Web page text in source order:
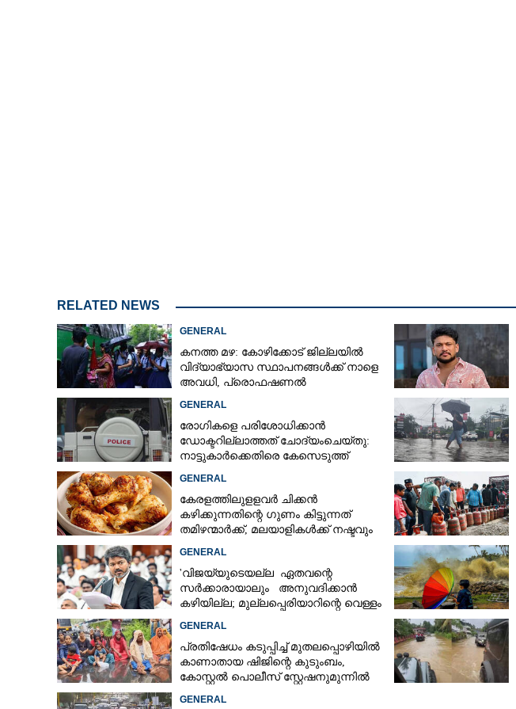
RELATED NEWS
GENERAL
കനത്ത മഴ: കോഴിക്കോട് ജില്ലയിൽ
വിദ്യാഭ്യാസ സ്ഥാപനങ്ങൾക്ക് നാളെ
അവധി,​ പ്രൊഫഷണൽ
GENERAL
രോഗികളെ പരിശോധിക്കാൻ
ഡോക്ടറില്ലാത്തത് ചോദ്യംചെയ്തു:
നാട്ടുകാർക്കെതിരെ കേസെടുത്ത്
GENERAL
കേരളത്തിലുളളവർ ചിക്കൻ
കഴിക്കുന്നതിന്റെ ഗുണം കിട്ടുന്നത്
തമിഴന്മാർക്ക്, മലയാളികൾക്ക് നഷ്ടവും
GENERAL
'വിജയ്‌യുടെയല്ല ഏതവന്റെ
സർക്കാരായാലും അനുവദിക്കാൻ
കഴിയില്ല; മുല്ലപ്പെരിയാറിന്റെ വെള്ളം
GENERAL
പ്രതിഷേധം കടുപ്പിച്ച് മുതലപ്പൊഴിയിൽ
കാണാതായ ഷിജിന്റെ കുടുംബം,
കോസ്റ്റൽ പൊലീസ് സ്റ്റേഷനുമുന്നിൽ
GENERAL